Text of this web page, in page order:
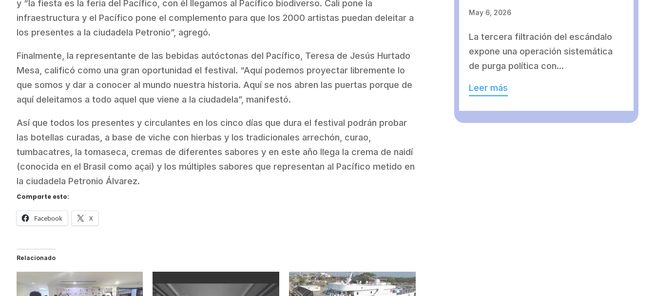
y “la fiesta es la feria del Pacífico, con él llegamos al Pacífico biodiverso. Cali pone la
infraestructura y el Pacífico pone el complemento para que los 2000 artistas puedan deleitar a
los presentes a la ciudadela Petronio”, agregó.
Finalmente, la representante de las bebidas autóctonas del Pacífico, Teresa de Jesús Hurtado
Mesa, calificó como una gran oportunidad el festival. “Aquí podemos proyectar libremente lo
que somos y dar a conocer al mundo nuestra historia. Aquí se nos abren las puertas porque de
aquí deleitamos a todo aquel que viene a la ciudadela”, manifestó.
Así que todos los presentes y circulantes en los cinco días que dura el festival podrán probar
las botellas curadas, a base de viche con hierbas y los tradicionales arrechón, curao,
tumbacatres, la tomaseca, cremas de diferentes sabores y en este año llega la crema de naidí
(conocida en el Brasil como açai) y los múltiples sabores que representan al Pacífico metido en
la ciudadela Petronio Álvarez.
Comparte esto:
Facebook X
Relacionado
May 6, 2026
La tercera filtración del escándalo
expone una operación sistemática
de purga política con...
Leer más